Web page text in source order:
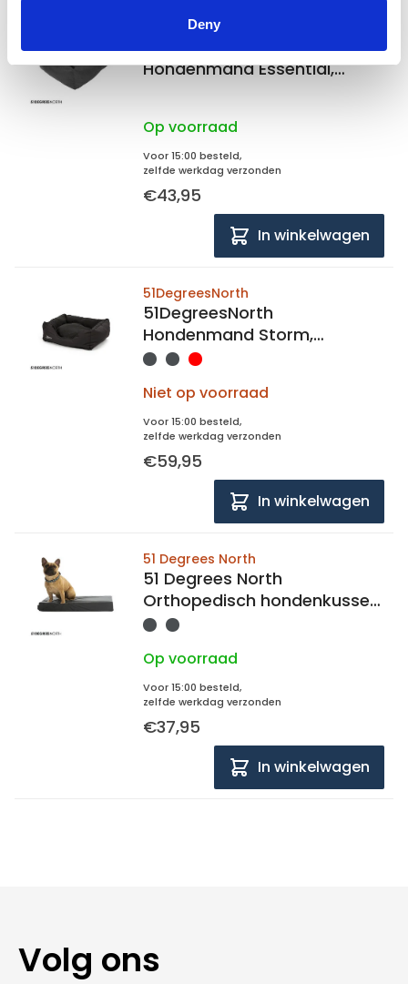
Deny
51DegreesNorth
51DegreesNorth
Hondenmand Essential,
Op voorraad
Voor 15:00 besteld,
zelfde werkdag verzonden
€43,95
In winkelwagen
51DegreesNorth
51DegreesNorth
Hondenmand Storm,
Softbed maat S 50x40x20cm
Niet op voorraad
Voor 15:00 besteld,
zelfde werkdag verzonden
€59,95
In winkelwagen
51 Degrees North
51 Degrees North
Orthopedisch hondenkussen
51 storm 58x40x5
Op voorraad
Voor 15:00 besteld,
zelfde werkdag verzonden
€37,95
In winkelwagen
Volg ons